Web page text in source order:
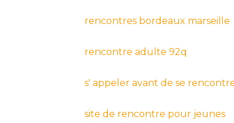
rencontres bordeaux marseille
rencontre adulte 92q
s' appeler avant de se
site de rencontre pour jeunes